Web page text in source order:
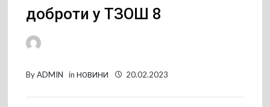
доброти у ТЗОШ 8
ByADMIN inНОВИНИ 20.02.2023